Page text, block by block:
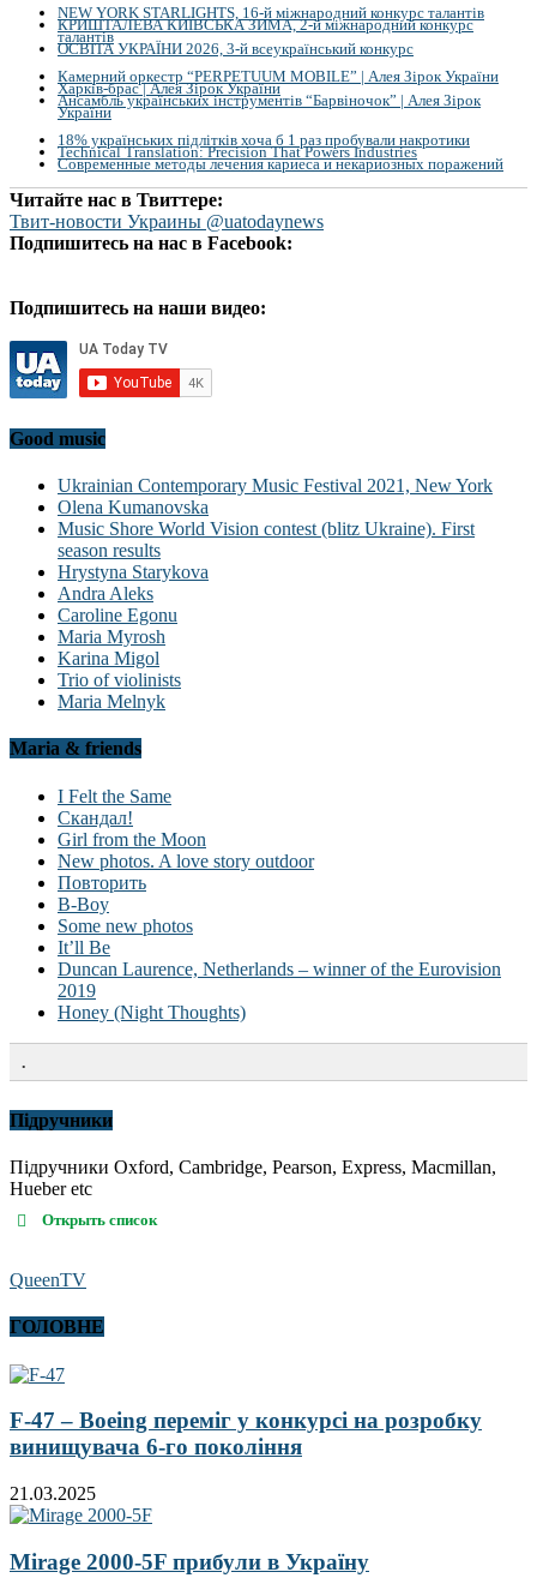
NEW YORK STARLIGHTS, 16-й міжнародний конкурс талантів
КРИШТАЛЕВА КИЇВСЬКА ЗИМА, 2-й міжнародний конкурс
талантів
ОСВІТА УКРАЇНИ 2026, 3-й всеукраїнський конкурс
Камерний оркестр “PERPETUUM MOBILE” | Алея Зірок України
Харків-брас | Алея Зірок України
Ансамбль українських інструментів “Барвіночок” | Алея Зірок
України
18% українських підлітків хоча б 1 раз пробували накротики
Technical Translation: Precision That Powers Industries
Современные методы лечения кариеса и некариозных поражений
Читайте нас в Твиттере:
Твит-новости Украины @uatodaynews
Подпишитесь на нас в Facebook:
Подпишитесь на наши видео:
Good music
Ukrainian Contemporary Music Festival 2021, New York
Olena Kumanovska
Music Shore World Vision contest (blitz Ukraine). First
season results
Hrystyna Starykova
Andra Aleks
Caroline Egonu
Maria Myrosh
Karina Migol
Trio of violinists
Maria Melnyk
Maria & friends
I Felt the Same
Скандал!
Girl from the Moon
New photos. A love story outdoor
Повторить
B-Boy
Some new photos
It’ll Be
Duncan Laurence, Netherlands – winner of the Eurovision
2019
Honey (Night Thoughts)
.
Підручники
Підручники Oxford, Cambridge, Pearson, Express, Macmillan,
Hueber etc
Открыть список
QueenTV
ГОЛОВНЕ
F-47 – Boeing переміг у конкурсі на розробку
винищувача 6-го покоління
21.03.2025
Mirage 2000-5F прибули в Україну